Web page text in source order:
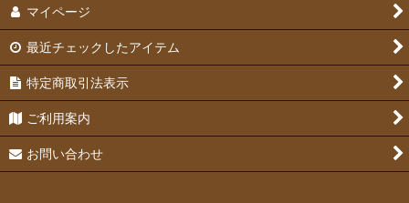
マイページ
最近チェックしたアイテム
特定商取引法表示
ご利用案内
お問い合わせ